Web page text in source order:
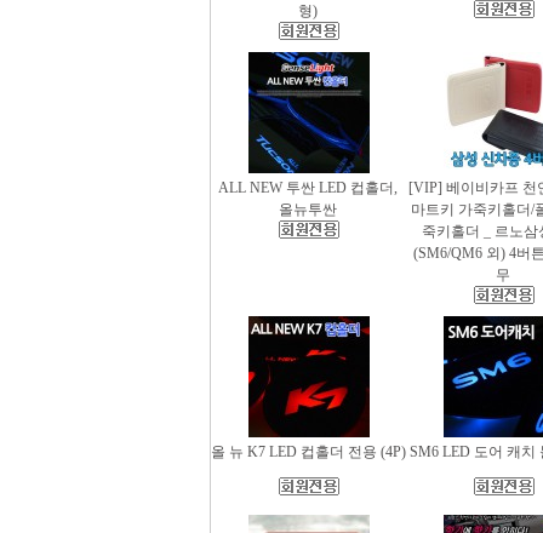
형)
ALL NEW 투싼 LED 컵홀더,
올뉴투싼
[VIP] 베이비카프 천
마트키 가죽키홀더/
죽키홀더 _ 르노삼
(SM6/QM6 외) 4버
무
올 뉴 K7 LED 컵홀더 전용 (4P) SM6 LED 도어 캐치